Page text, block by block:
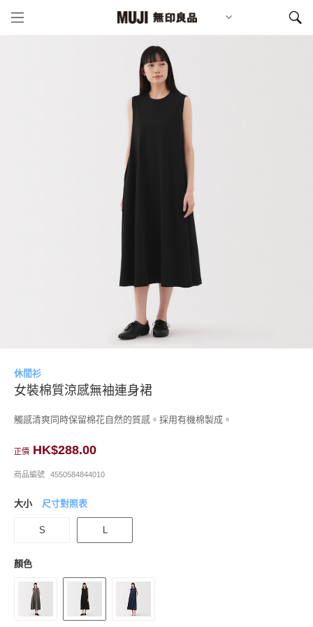
休閒衫
女裝棉質涼感無袖連身裙
觸感清爽同時保留棉花自然的質感。採用有機棉製成。
正價 HK$288.00
商品編號 4550584844010
大小 尺寸對照表
S L
顏色